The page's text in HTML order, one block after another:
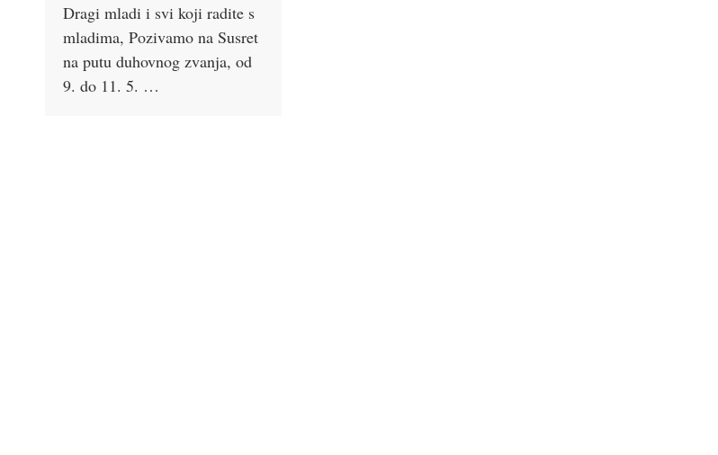
Dragi mladi i svi koji radite s
mladima, Pozivamo na Susret
na putu duhovnog zvanja, od
9. do 11. 5. …